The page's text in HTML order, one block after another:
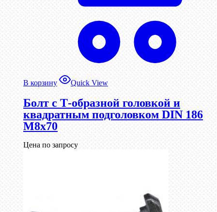
В корзину Quick View
Болт с Т-образной головкой и
квадратным подголовком DIN 186
М8х70
Цена по запросу